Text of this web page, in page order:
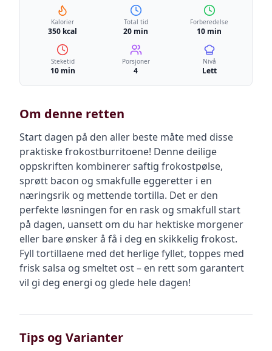
Kalorier
350 kcal
Total tid
20 min
Forberedelse
10 min
Steketid
10 min
Porsjoner
4
Nivå
Lett
Om denne retten
Start dagen på den aller beste måte med disse
praktiske frokostburritoene! Denne deilige
oppskriften kombinerer saftig frokostpølse,
sprøtt bacon og smakfulle eggeretter i en
næringsrik og mettende tortilla. Det er den
perfekte løsningen for en rask og smakfull start
på dagen, uansett om du har hektiske morgener
eller bare ønsker å få i deg en skikkelig frokost.
Fyll tortillaene med det herlige fyllet, toppes med
frisk salsa og smeltet ost – en rett som garantert
vil gi deg energi og glede hele dagen!
Tips og Varianter